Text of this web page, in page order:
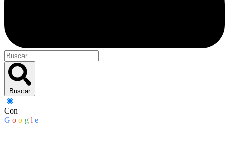
Buscar
Con
G o o g l e